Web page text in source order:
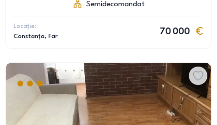
Semidecomandat
Locație:
Constanța, Far
70 000